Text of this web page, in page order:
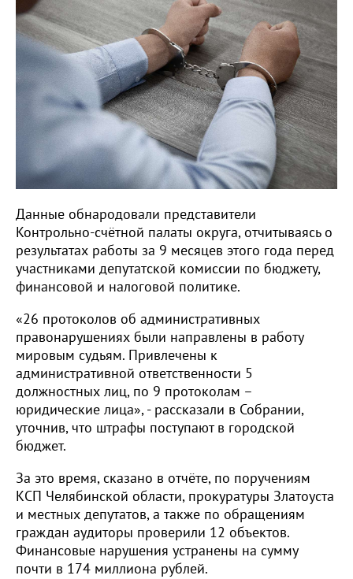
Данные обнародовали представители
Контрольно-счётной палаты округа, отчитываясь о
результатах работы за 9 месяцев этого года перед
участниками депутатской комиссии по бюджету,
финансовой и налоговой политике.
«26 протоколов об административных
правонарушениях были направлены в работу
мировым судьям. Привлечены к
административной ответственности 5
должностных лиц, по 9 протоколам –
юридические лица», - рассказали в Собрании,
уточнив, что штрафы поступают в городской
бюджет.
За это время, сказано в отчёте, по поручениям
КСП Челябинской области, прокуратуры Златоуста
и местных депутатов, а также по обращениям
граждан аудиторы проверили 12 объектов.
Финансовые нарушения устранены на сумму
почти в 174 миллиона рублей.